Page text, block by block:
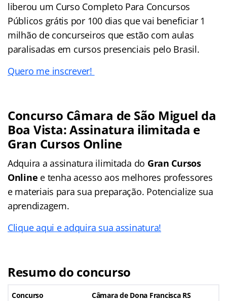
liberou um Curso Completo Para Concursos
Públicos grátis por 100 dias que vai beneficiar 1
milhão de concurseiros que estão com aulas
paralisadas em cursos presenciais pelo Brasil.
Quero me inscrever!
Concurso Câmara de São Miguel da
Boa Vista: Assinatura ilimitada e
Gran Cursos Online
Adquira a assinatura ilimitada do Gran Cursos
Online e tenha acesso aos melhores professores
e materiais para sua preparação. Potencialize sua
aprendizagem.
Clique aqui e adquira sua assinatura!
Resumo do concurso
Concurso Câmara de Dona Francisca RS